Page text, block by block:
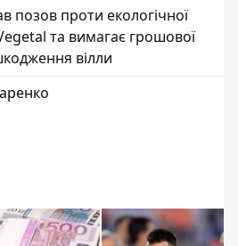
позов проти екологічної
та вимагає грошової
вілли